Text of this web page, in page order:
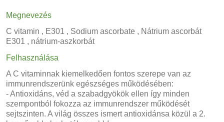
Megnevezés
C vitamin , E301 , Sodium ascorbate , Nátrium ascorbát
E301 , nátrium-aszkorbát
Felhasználása
A C vitaminnak kiemelkedően fontos szerepe van az
immunrendszerünk egészséges működésében:
- Antioxidáns, véd a szabadgyökök ellen így minden
szempontból fokozza az immunrendszer működését
sejtszinten. A világ összes ismert antioxidánsa közül a 2.